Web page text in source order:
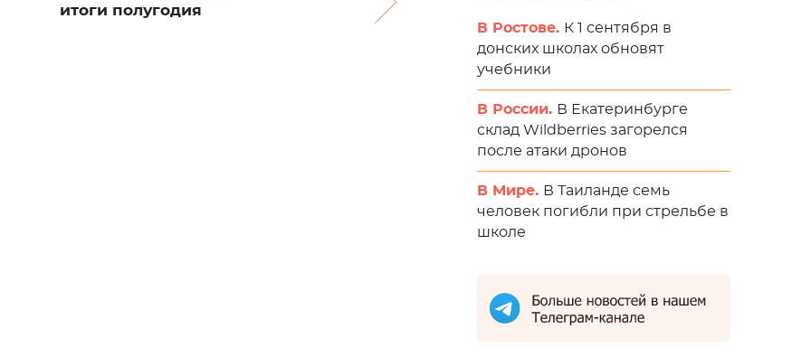
итоги полугодия
В Ростове. К 1 сентября в
донских школах обновят
учебники
В России. В Екатеринбурге
склад Wildberries загорелся
после атаки дронов
В Мире. В Таиланде семь
человек погибли при стрельбе в
школе